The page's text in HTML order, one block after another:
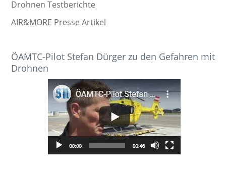
Drohnen Testberichte
AIR&MORE Presse Artikel
ÖAMTC-Pilot Stefan Dürger zu den Gefahren mit
Drohnen